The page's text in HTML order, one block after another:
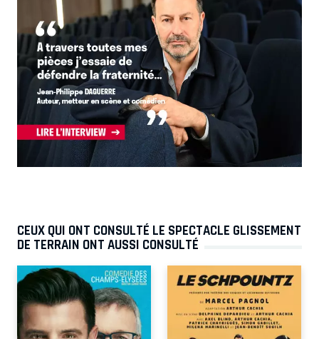
CEUX QUI ONT CONSULTÉ LE SPECTACLE GLISSEMENT
DE TERRAIN ONT AUSSI CONSULTÉ